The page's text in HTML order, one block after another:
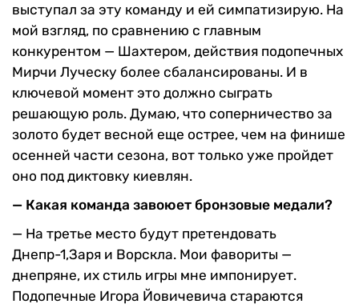
выступал за эту команду и ей симпатизирую. На
мой взгляд, по сравнению с главным
конкурентом — Шахтером, действия подопечных
Mирчи Луческу более сбалансированы. И в
ключевой момент это должно сыграть
решающую роль. Думаю, что соперничество за
золото будет весной еще острее, чем на финише
осенней части сезона, вот только уже пройдет
оно под диктовку киевлян.
— Какая команда завоюет бронзовые медали?
— На третье место будут претендовать
Днепр-1,Заря и Ворскла. Mои фавориты —
днепряне, их стиль игры мне импонирует.
Подопечные Игора Йовичевича стараются